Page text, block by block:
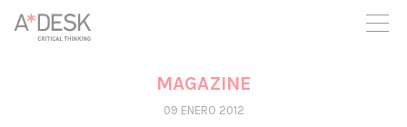
crees también en A*DESK seguimos necesitándote para poder
seguir adelante. Ahora puedes participar del proyecto y
apoyarlo.
MAGAZINE
09 ENERO 2012